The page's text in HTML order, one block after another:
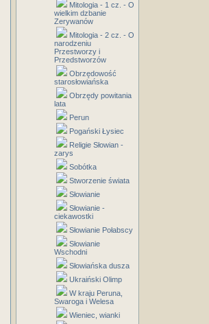
Mitologia - 1 cz. - O
wielkim dzbanie
Zerywanów
Mitologia - 2 cz. - O
narodzeniu
Przestworzy i
Przedstworzów
Obrzędowość
starosłowiańska
Obrzędy powitania
lata
Perun
Pogański Łysiec
Religie Słowian -
zarys
Sobótka
Stworzenie świata
Słowianie
Słowianie -
ciekawostki
Słowianie Połabscy
Słowianie
Wschodni
Słowiańska dusza
Ukraiński Olimp
W kraju Peruna,
Swaroga i Welesa
Wieniec, wianki